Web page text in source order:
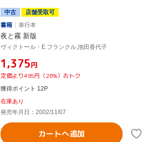
中古
店舗受取可
書籍
単行本
夜と霧 新版
ヴィクトール・E.フランクル,池田香代子
¥1,375円
定価より495円（26%）おトク
獲得ポイント 12P
在庫あり
発売年月日：2002/11/07
カートへ追加